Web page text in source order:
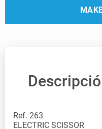
Ref. 263
ELECTRIC SCISSOR